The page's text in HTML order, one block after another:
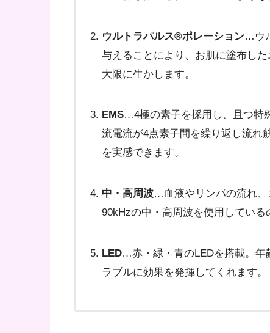
ウルトラパルス®ポレーション…ウ
与えることにより、お肌に塗布し
大限に生かします。
EMS…4極の素子を採用し、且つ特
流電流が4点素子間を繰り返し流れ
を実感できます。
中・高周波…血液やリンパの流れ、
90kHzの中・高周波を使用している
LED…赤・緑・青のLEDを搭載。年
ラブルに効果を発揮してくれます。